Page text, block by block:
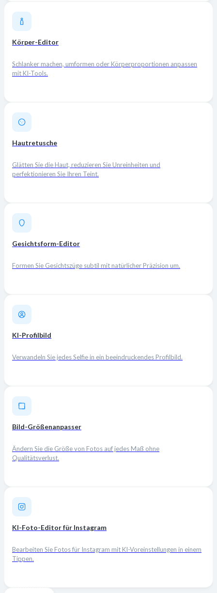
Körper-Editor
Schlanker machen, umformen oder Körperproportionen anpassen
mit KI-Tools.
Hautretusche
Glätten Sie die Haut, reduzieren Sie Unreinheiten und
perfektionieren Sie Ihren Teint.
Gesichtsform-Editor
Formen Sie Gesichtszüge subtil mit natürlicher Präzision um.
KI-Profilbild
Verwandeln Sie jedes Selfie in ein beeindruckendes Profilbild.
Bild-Größenanpasser
Ändern Sie die Größe von Fotos auf jedes Maß ohne
Qualitätsverlust.
KI-Foto-Editor für Instagram
Bearbeiten Sie Fotos für Instagram mit KI-Voreinstellungen in einem
Tippen.